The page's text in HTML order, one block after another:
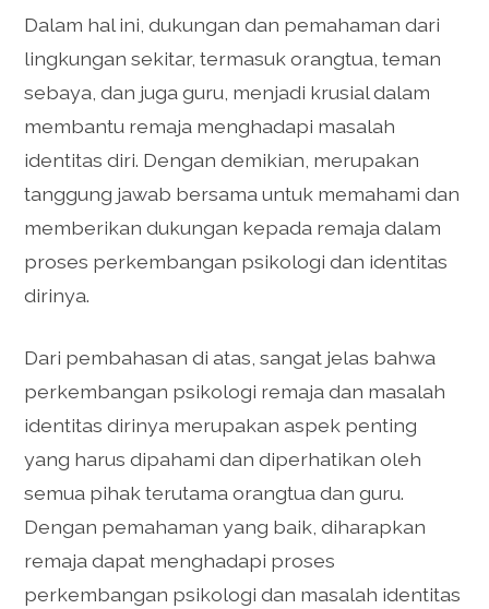
Dalam hal ini, dukungan dan pemahaman dari
lingkungan sekitar, termasuk orangtua, teman
sebaya, dan juga guru, menjadi krusial dalam
membantu remaja menghadapi masalah
identitas diri. Dengan demikian, merupakan
tanggung jawab bersama untuk memahami dan
memberikan dukungan kepada remaja dalam
proses perkembangan psikologi dan identitas
dirinya.
Dari pembahasan di atas, sangat jelas bahwa
perkembangan psikologi remaja dan masalah
identitas dirinya merupakan aspek penting
yang harus dipahami dan diperhatikan oleh
semua pihak terutama orangtua dan guru.
Dengan pemahaman yang baik, diharapkan
remaja dapat menghadapi proses
perkembangan psikologi dan masalah identitas